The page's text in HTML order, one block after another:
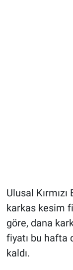
Ulusal
karkas kesim
göre, dana
fiyatı bu hafta
kaldı.